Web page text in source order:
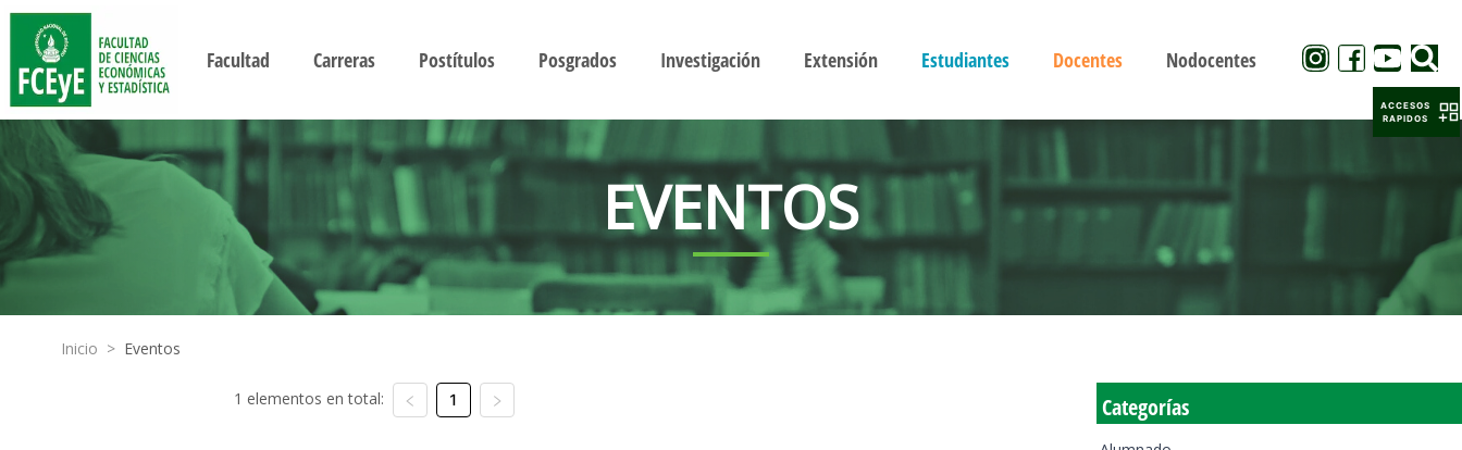
Facultad Carreras Postítulos Posgrados Investigación Extensión Estudiantes Docentes Nodocentes
EVENTOS
Inicio > Eventos
1 elementos en total: 1 Categorías
ACCESOS
RAPIDOS